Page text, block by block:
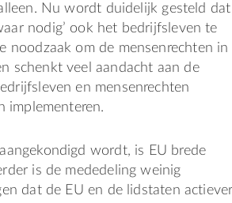
Nu wordt duidelijk gesteld dat
nodig’ ook het bedrijfsleven te
noodzaak om de mensenrechten in
schenkt veel aandacht aan de
en mensenrechten
implementeren.
wordt, is EU brede
is de mededeling weinig
dat de EU en de lidstaten